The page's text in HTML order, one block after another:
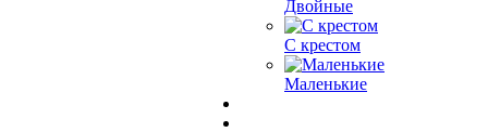
Двойные
С крестом
Маленькие